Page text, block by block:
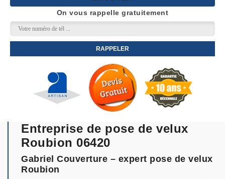
On vous rappelle gratuitement
Entreprise de pose de velux
Roubion 06420
Gabriel Couverture – expert pose de velux
Roubion